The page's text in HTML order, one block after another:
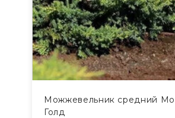
Можжевельник средний
Голд